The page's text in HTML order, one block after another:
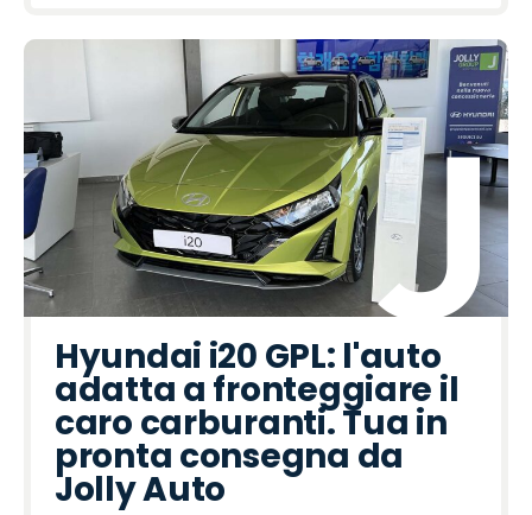
Hyundai i20 GPL: l'auto
adatta a fronteggiare il
caro carburanti. Tua in
pronta consegna da
Jolly Auto